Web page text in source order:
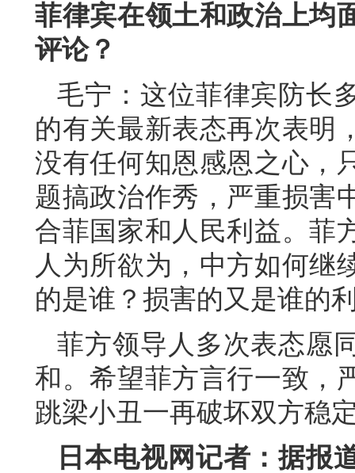
菲律宾在领土和政治上均
评论？
毛宁：这位菲律宾防长
的有关最新表态再次表明
没有任何知恩感恩之心，
题搞政治作秀，严重损害
合菲国家和人民利益。菲
人为所欲为，中方如何继
的是谁？损害的又是谁的
菲方领导人多次表态愿
和。希望菲方言行一致，
跳梁小丑一再破坏双方稳
日本电视网记者：据报